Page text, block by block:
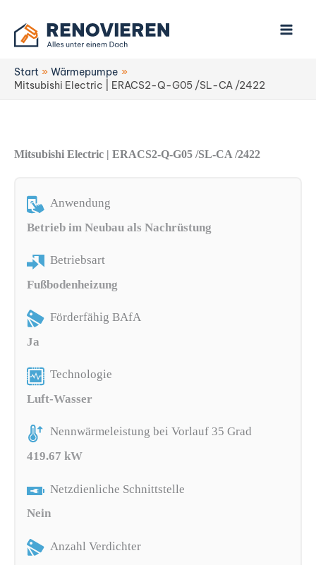
Inhalt
springen
Start
Wärmepumpe
Mitsubishi Electric | ERACS2-Q-G05 /SL-CA /2422
Mitsubishi Electric | ERACS2-Q-G05 /SL-CA /2422
Anwendung
Betrieb im Neubau als Nachrüstung
Betriebsart
Fußbodenheizung
Förderfähig BAfA
Ja
Technologie
Luft-Wasser
Nennwärmeleistung bei Vorlauf 35 Grad
419.67 kW
Netzdienliche Schnittstelle
Nein
Anzahl Verdichter